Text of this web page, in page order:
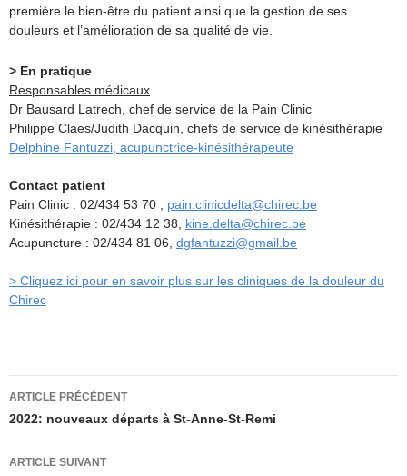
première le bien-être du patient ainsi que la gestion de ses
douleurs et l’amélioration de sa qualité de vie.
> En pratique
Responsables médicaux
Dr Bausard Latrech, chef de service de la Pain Clinic
Philippe Claes/Judith Dacquin, chefs de service de kinésithérapie
Delphine Fantuzzi, acupunctrice-kinésithérapeute
Contact patient
Pain Clinic : 02/434 53 70 , pain.clinicdelta@chirec.be
Kinésithérapie : 02/434 12 38, kine.delta@chirec.be
Acupuncture : 02/434 81 06, dgfantuzzi@gmail.be
> Cliquez ici pour en savoir plus sur les cliniques de la douleur du
Chirec
Navigation
des
articles
ARTICLE PRÉCÉDENT
2022: nouveaux départs à St-Anne-St-Remi
ARTICLE SUIVANT